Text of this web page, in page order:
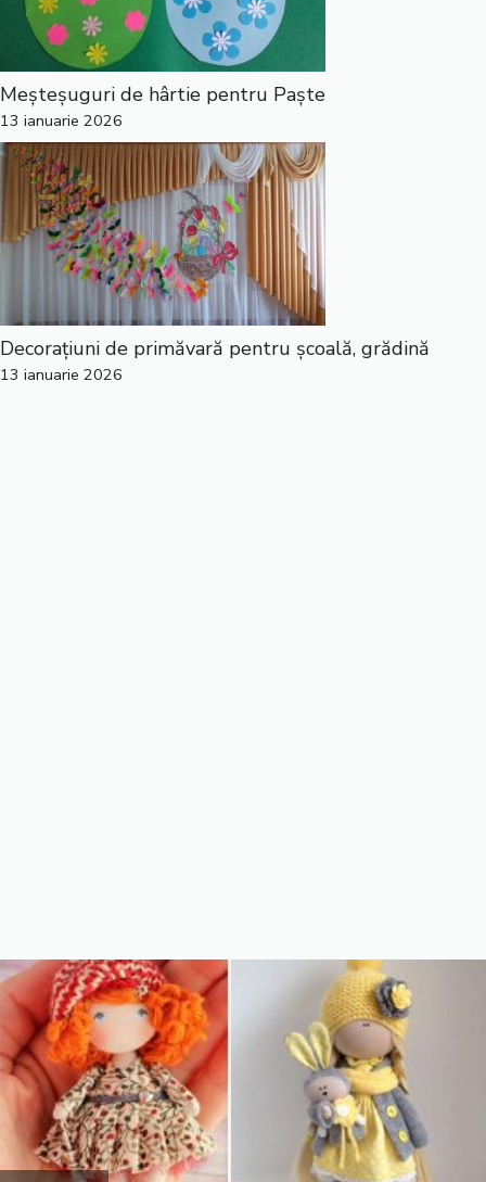
Meșteșuguri de hârtie pentru Paște
13 ianuarie 2026
Decorațiuni de primăvară pentru școală, grădină
13 ianuarie 2026